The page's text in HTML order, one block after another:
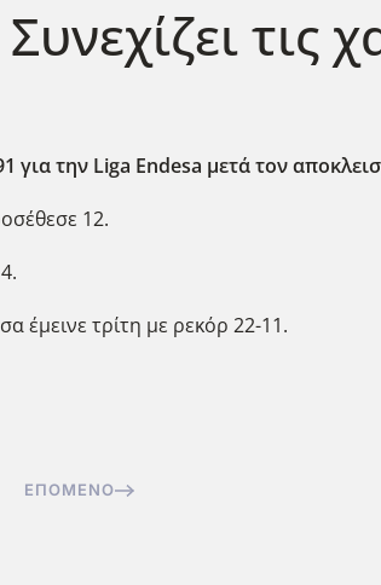
τις
την Liga Endesa μετά τον
12.
έμεινε τρίτη με ρεκόρ 22-11.
ΕΠΌΜΕΝΟ